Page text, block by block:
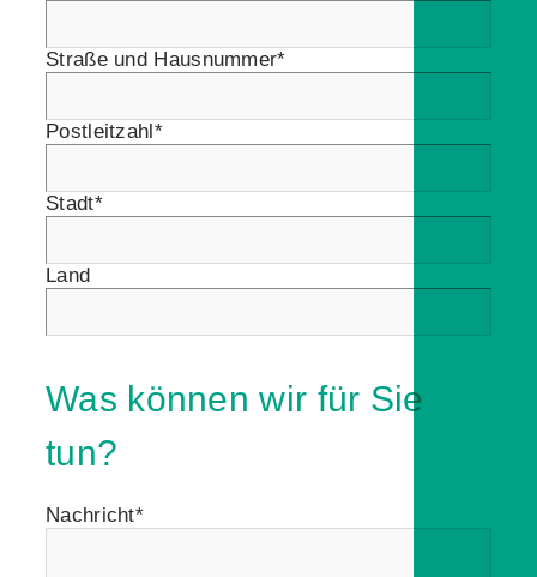
Straße und Hausnummer*
Postleitzahl*
Stadt*
Land
Was können wir für Sie
tun?
Nachricht*